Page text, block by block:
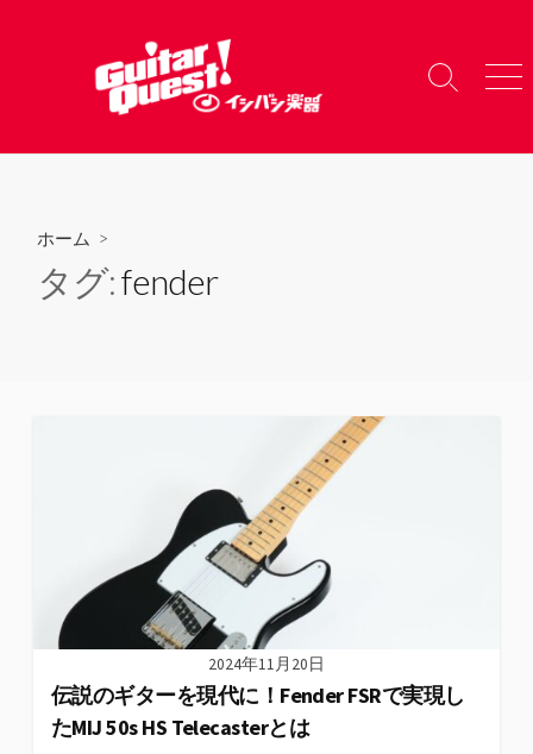
へ
検
り
メ
ー
ホーム >
タグ:fender
2024年11月20日
伝説のギターを現代に！Fender FSRで実現し
たMIJ 50s HS Telecasterとは